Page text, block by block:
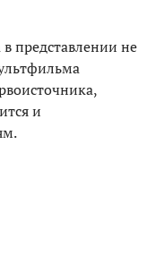
представлении не
и